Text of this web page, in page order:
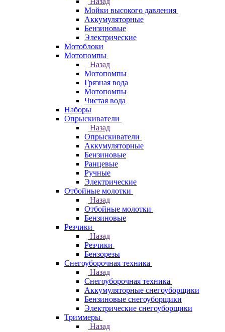
Мойки высокого давления
Аккумуляторные
Бензиновые
Электрические
Мотоблоки
Мотопомпы
Назад
Мотопомпы
Грязная вода
Мотопомпы
Чистая вода
Наборы
Опрыскиватели
Назад
Опрыскиватели
Аккумуляторные
Бензиновые
Ранцевые
Ручные
Электрические
Отбойные молотки
Назад
Отбойные молотки
Бензиновые
Резчики
Назад
Резчики
Бензорезы
Снегоуборочная техника
Назад
Снегоуборочная техника
Аккумуляторные снегоуборщики
Бензиновые снегоуборщики
Электрические снегоуборщики
Триммеры
Назад